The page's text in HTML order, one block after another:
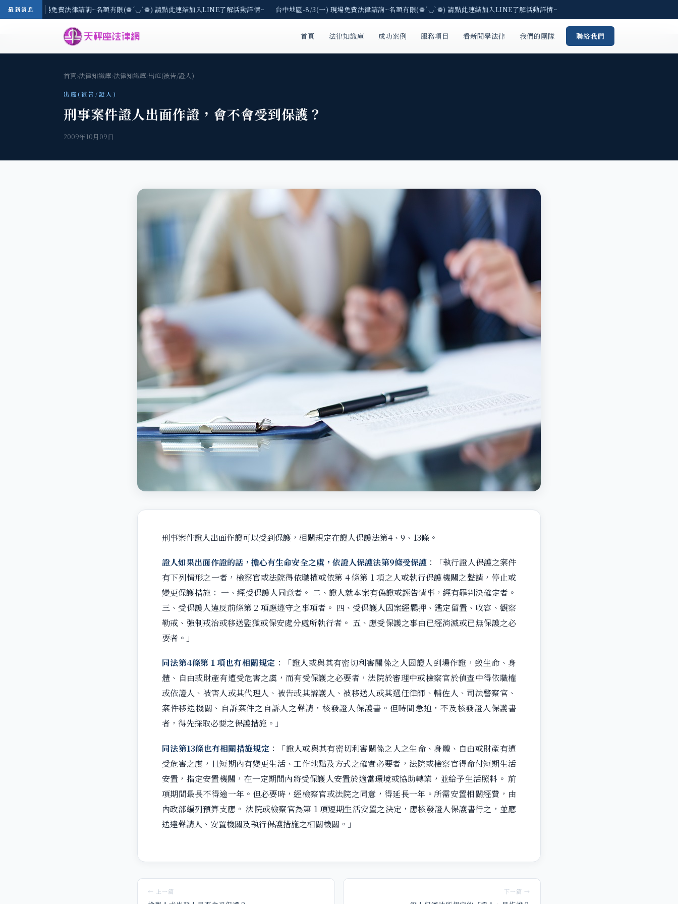
最新消息
-8/3(一) 現場免費法律諮詢~名額有限(❁´◡`❁) 請點此連結加入LINE了解活動詳情~ 台中地區-8/3(一) 現場免費法律諮詢~名額有限(❁´◡`❁) 請點此連結加入LINE了解活動詳情~
首頁 法律知識庫 成功案例 服務項目 看新聞學法律 我們的團隊 聯絡我們
首頁›法律知識庫›法律知識庫›出庭(被告/證人)
出庭(被告/證人)
刑事案件證人出面作證，會不會受到保護？
2009年10月09日
刑事案件證人出面作證可以受到保護，相關規定在證人保護法第4、9、13條。
證人如果出面作證的話，擔心有生命安全之虞，依證人保護法第9條受保護 ：「執行證人保護之案件
有下列情形之一者，檢察官或法院得依職權或依第 4 條第 1 項之人或執行保護機關之聲請，停止或
變更保護措施： 一、經受保護人同意者。 二、證人就本案有偽證或誣告情事，經有罪判決確定者。
三、受保護人違反前條第 2 項應遵守之事項者。 四、受保護人因案經羈押、鑑定留置、收容、觀察
勒戒、強制戒治或移送監獄或保安處分處所執行者。 五、應受保護之事由已經消滅或已無保護之必
要者。」
同法第4條第１項也有相關規定 ：「證人或與其有密切利害關係之人因證人到場作證，致生命、身
體、自由或財產有遭受危害之虞，而有受保護之必要者，法院於審理中或檢察官於偵查中得依職權
或依證人、被害人或其代理人、被告或其辯護人、被移送人或其選任律師、輔佐人、司法警察官、
案件移送機關、自訴案件之自訴人之聲請，核發證人保護書。但時間急迫，不及核發證人保護書
者，得先採取必要之保護措施。」
同法第13條也有相關措施規定 ：「證人或與其有密切利害關係之人之生命、身體、自由或財產有遭
受危害之虞，且短期內有變更生活、工作地點及方式之確實必要者，法院或檢察官得命付短期生活
安置，指定安置機關，在一定期間內將受保護人安置於適當環境或協助轉業，並給予生活照料。 前
項期間最長不得逾一年。但必要時，經檢察官或法院之同意，得延長一年。所需安置相關經費，由
內政部編列預算支應。 法院或檢察官為第 1 項短期生活安置之決定，應核發證人保護書行之，並應
送達聲請人、安置機關及執行保護措施之相關機關。」
← 上一篇 下一篇 →